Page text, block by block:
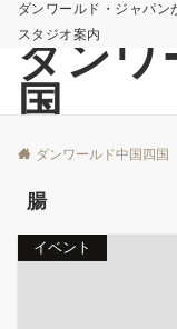
ダンワールド・ジャパン
スタジオ案内
ダンワ
国
ダンワールド中国四国
腸
イベント